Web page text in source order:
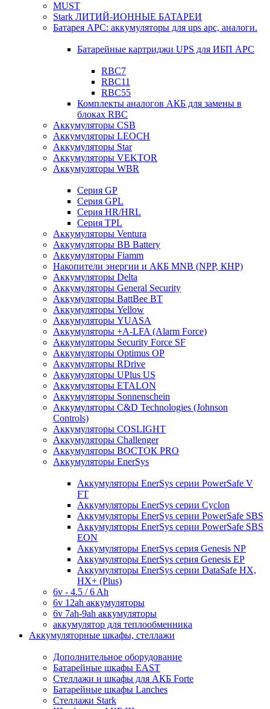
MUST
Stark ЛИТИЙ-ИОННЫЕ БАТАРЕИ
Батарея APC: аккумуляторы для ups apc, аналоги.
Батарейные картриджи UPS для ИБП APC
RBC7
RBC11
RBC55
Комплекты аналогов АКБ для замены в
блоках RBC
Аккумуляторы CSB
Аккумуляторы LEOCH
Аккумуляторы Star
Аккумуляторы VEKTOR
Аккумуляторы WBR
Cерия GP
Серия GPL
Серия HR/HRL
Серия TPL
Аккумуляторы Ventura
Аккумуляторы BB Battery
Аккумуляторы Fiamm
Накопители энергии и АКБ MNB (NPP, КНР)
Аккумуляторы Delta
Аккумуляторы General Security
Аккумуляторы BattBee BT
Аккумуляторы Yellow
Аккумуляторы YUASA
Аккумуляторы +A-LFA (Alarm Force)
Аккумуляторы Security Force SF
Аккумуляторы Optimus OP
Аккумуляторы RDrive
Аккумуляторы UPlus US
Аккумуляторы ETALON
Аккумуляторы Sonnenschein
Аккумуляторы С&D Technologies (Johnson
Controls)
Аккумуляторы COSLIGHT
Аккумуляторы Challenger
Аккумуляторы ВОСТОК PRO
Аккумуляторы EnerSys
Аккумуляторы EnerSys серии PowerSafe V
FT
Аккумуляторы EnerSys серии Cyclon
Аккумуляторы EnerSys серии PowerSafe SBS
Аккумуляторы EnerSys серии PowerSafe SBS
EON
Аккумуляторы EnerSys серия Genesis NP
Аккумуляторы EnerSys серия Genesis EP
Аккумуляторы EnerSys серии DataSafe HX,
HX+ (Plus)
6v - 4.5 / 6 Ah
6v 12ah аккумуляторы
6v 7ah-9ah аккумуляторы
аккумулятор для теплообменника
Аккумуляторные шкафы, стеллажи
Дополнительное оборудование
Батарейные шкафы EAST
Стеллажи и шкафы для АКБ Forte
Батарейные шкафы Lanches
Стеллажи Stark